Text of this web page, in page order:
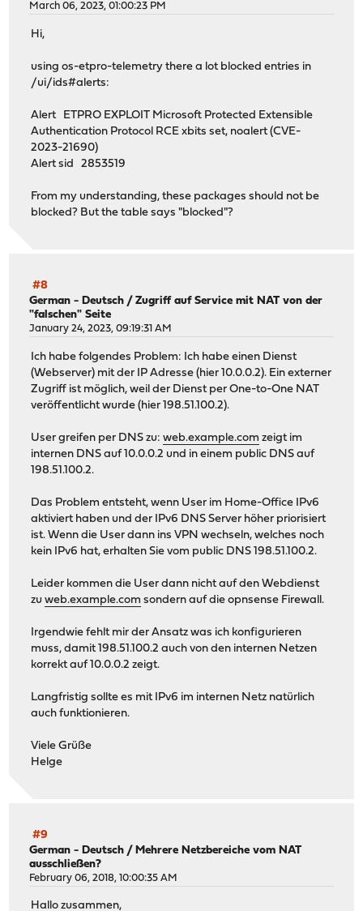
March 06, 2023, 01:00:23 PM
Hi,
using os-etpro-telemetry there a lot blocked entries in
/ui/ids#alerts:
Alert ETPRO EXPLOIT Microsoft Protected Extensible
Authentication Protocol RCE xbits set, noalert (CVE-
2023-21690)
Alert sid 2853519
From my understanding, these packages should not be
blocked? But the table says "blocked"?
#8
German - Deutsch /Zugriff auf Service mit NAT von der
"falschen" Seite
January 24, 2023, 09:19:31 AM
Ich habe folgendes Problem: Ich habe einen Dienst
(Webserver) mit der IP Adresse (hier 10.0.0.2). Ein externer
Zugriff ist möglich, weil der Dienst per One-to-One NAT
veröffentlicht wurde (hier 198.51.100.2).
User greifen per DNS zu:web.example.com zeigt im
internen DNS auf 10.0.0.2 und in einem public DNS auf
198.51.100.2.
Das Problem entsteht, wenn User im Home-Office IPv6
aktiviert haben und der IPv6 DNS Server höher priorisiert
ist. Wenn die User dann ins VPN wechseln, welches noch
kein IPv6 hat, erhalten Sie vom public DNS 198.51.100.2.
Leider kommen die User dann nicht auf den Webdienst
zuweb.example.com sondern auf die opnsense Firewall.
Irgendwie fehlt mir der Ansatz was ich konfigurieren
muss, damit 198.51.100.2 auch von den internen Netzen
korrekt auf 10.0.0.2 zeigt.
Langfristig sollte es mit IPv6 im internen Netz natürlich
auch funktionieren.
Viele Grüße
Helge
#9
German - Deutsch / Mehrere Netzbereiche vom NAT
ausschließen?
February 06, 2018, 10:00:35 AM
Hallo zusammen,